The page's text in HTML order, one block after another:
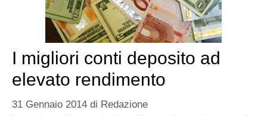
I migliori conti deposito ad
elevato rendimento
31 Gennaio 2014 di Redazione